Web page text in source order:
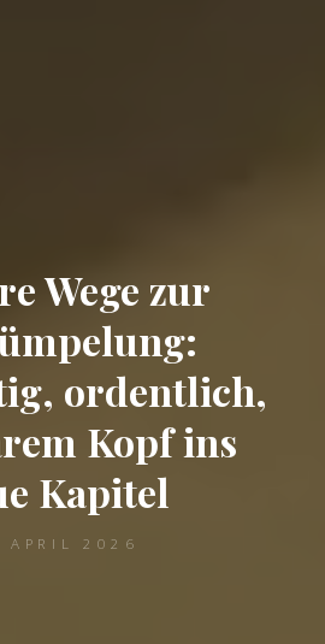
Wege zur
ordentlich,
Kopf ins
Kapitel
APRIL 2026